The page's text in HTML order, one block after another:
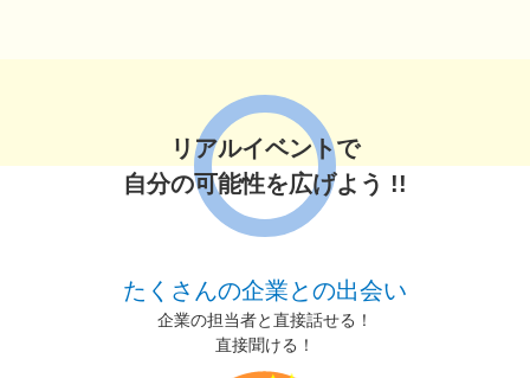
リアルイベントで
自分の可能性を広げよう !!
たくさんの企業との出会い
企業の担当者と直接話せる！
直接聞ける！